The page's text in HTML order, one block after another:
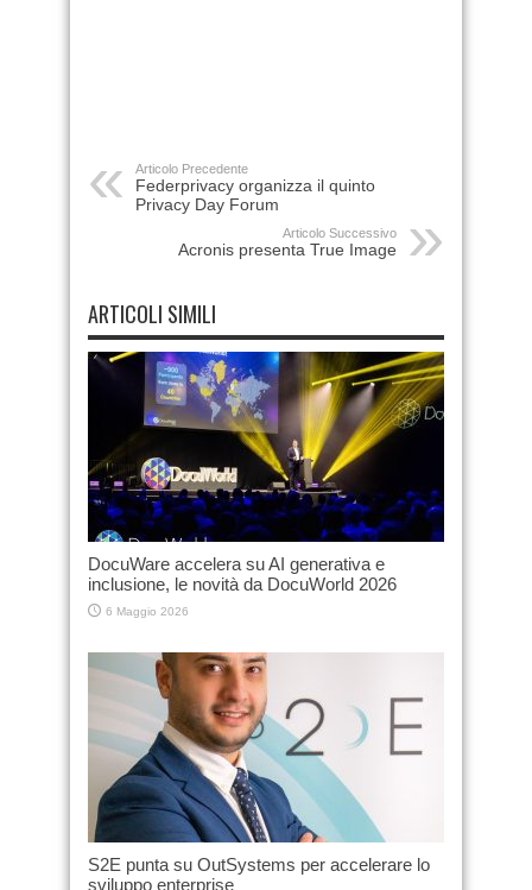
Articolo Precedente
Federprivacy organizza il quinto
Privacy Day Forum
Articolo Successivo
Acronis presenta True Image
ARTICOLI SIMILI
DocuWare accelera su AI generativa e
inclusione, le novità da DocuWorld 2026
6 Maggio 2026
S2E punta su OutSystems per accelerare lo
sviluppo enterprise